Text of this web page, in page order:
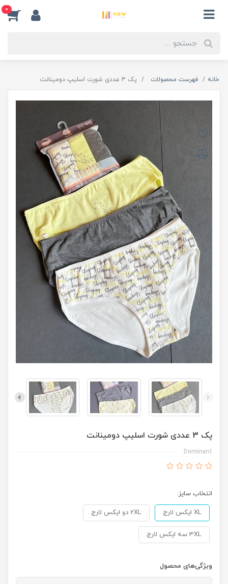
0
خانه فهرست محصولات پک 3 عددی شورت اسلیپ دومینانت
پک 3 عددی شورت اسلیپ دومینانت
Dominant
انتخاب سایز:
XL ایکس لارج 2XL دو ایکس لارج
3XL سه ایکس لارج
ویژگی‌های محصول